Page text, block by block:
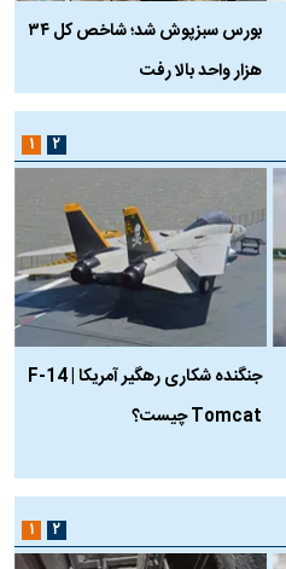
بورس سبزپوش شد؛ شاخص کل ۳۴
هزار واحد بالا رفت
جنگنده شکاری رهگیر آمریکا | F-14
Tomcat چیست؟
۱ ۲
۱ ۲